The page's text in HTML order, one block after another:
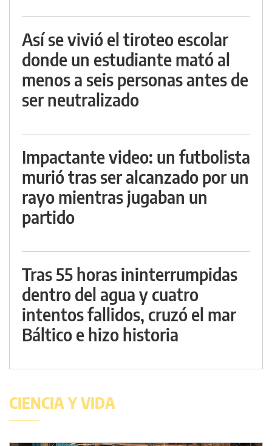
Así se vivió el tiroteo escolar
donde un estudiante mató al
menos a seis personas antes de
ser neutralizado
Impactante video: un futbolista
murió tras ser alcanzado por un
rayo mientras jugaban un
partido
Tras 55 horas ininterrumpidas
dentro del agua y cuatro
intentos fallidos, cruzó el mar
Báltico e hizo historia
CIENCIA Y VIDA